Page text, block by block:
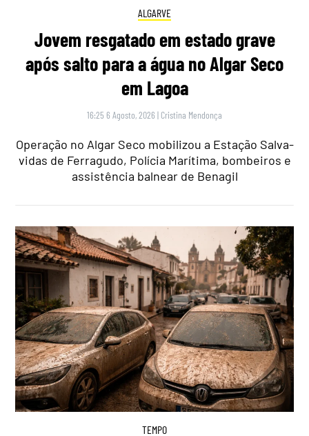
ALGARVE
Jovem resgatado em estado grave
após salto para a água no Algar Seco
em Lagoa
16:25 6 Agosto, 2026 | Cristina Mendonça
Operação no Algar Seco mobilizou a Estação Salva-
vidas de Ferragudo, Polícia Marítima, bombeiros e
assistência balnear de Benagil
TEMPO